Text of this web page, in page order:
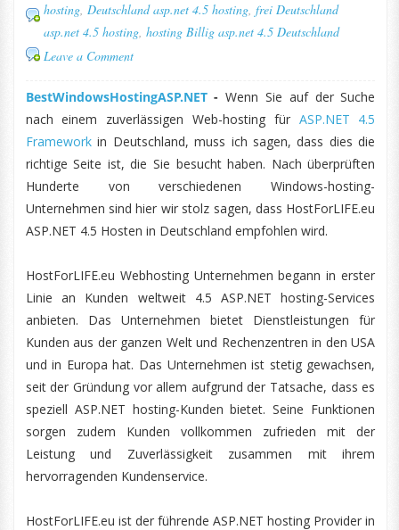
hosting, Deutschland asp.net 4.5 hosting, frei Deutschland
asp.net 4.5 hosting, hosting Billig asp.net 4.5 Deutschland
Leave a Comment
BestWindowsHostingASP.NET-Wenn Sie auf der Suche
nach einem zuverlässigen Web-hosting für ASP.NET 4.5
Frameworkin Deutschland, muss ich sagen, dass dies die
richtige Seite ist, die Sie besucht haben. Nach überprüften
Hunderte von verschiedenen Windows-hosting-
Unternehmen sind hier wir stolz sagen, dass HostForLIFE.eu
ASP.NET 4.5 Hosten in Deutschland empfohlen wird.
HostForLIFE.eu Webhosting Unternehmen begann in erster
Linie an Kunden weltweit 4.5 ASP.NET hosting-Services
anbieten. Das Unternehmen bietet Dienstleistungen für
Kunden aus der ganzen Welt und Rechenzentren in den USA
und in Europa hat. Das Unternehmen ist stetig gewachsen,
seit der Gründung vor allem aufgrund der Tatsache, dass es
speziell ASP.NET hosting-Kunden bietet. Seine Funktionen
sorgen zudem Kunden vollkommen zufrieden mit der
Leistung und Zuverlässigkeit zusammen mit ihrem
hervorragenden Kundenservice.
HostForLIFE.eu ist der führende ASP.NET hosting Provider in